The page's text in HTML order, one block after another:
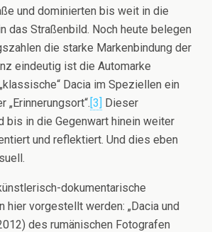
und dominierten bis weit in die
das Straßenbild. Noch heute belegen
die starke Markenbindung der
eindeutig ist die Automarke
Dacia im Speziellen ein
„Erinnerungsort“.[3] Dieser
bis in die Gegenwart hinein weiter
und reflektiert. Und dies eben
dokumentarische
hier vorgestellt werden: „Dacia und
des rumänischen Fotografen